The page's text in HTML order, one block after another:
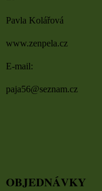
Pavla Kolářová
www.zenpela.cz
E-mail:
paja56@seznam.cz
OBJEDNÁVKY